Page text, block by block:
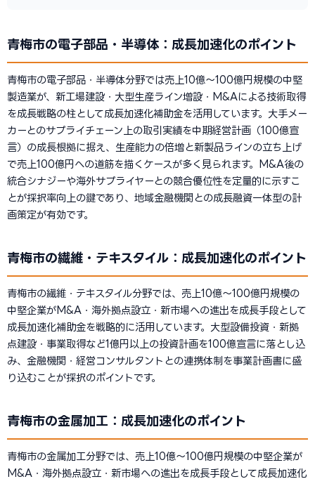
青梅市の電子部品・半導体：成長加速化のポイント
青梅市の電子部品・半導体分野では売上10億〜100億円規模の中堅
製造業が、新工場建設・大型生産ライン増設・M&Aによる技術取得
を成長戦略の柱として成長加速化補助金を活用しています。大手メー
カーとのサプライチェーン上の取引実績を中期経営計画（100億宣
言）の成長根拠に据え、生産能力の倍増と新製品ラインの立ち上げ
で売上100億円への道筋を描くケースが多く見られます。M&A後の
統合シナジーや海外サプライヤーとの競合優位性を定量的に示すこ
とが採択率向上の鍵であり、地域金融機関との成長融資一体型の計
画策定が有効です。
青梅市の繊維・テキスタイル：成長加速化のポイント
青梅市の繊維・テキスタイル分野では、売上10億〜100億円規模の
中堅企業がM&A・海外拠点設立・新市場への進出を成長手段として
成長加速化補助金を戦略的に活用しています。大型設備投資・新拠
点建設・事業取得など1億円以上の投資計画を100億宣言に落とし込
み、金融機関・経営コンサルタントとの連携体制を事業計画書に盛
り込むことが採択のポイントです。
青梅市の金属加工：成長加速化のポイント
青梅市の金属加工分野では、売上10億〜100億円規模の中堅企業が
M&A・海外拠点設立・新市場への進出を成長手段として成長加速化